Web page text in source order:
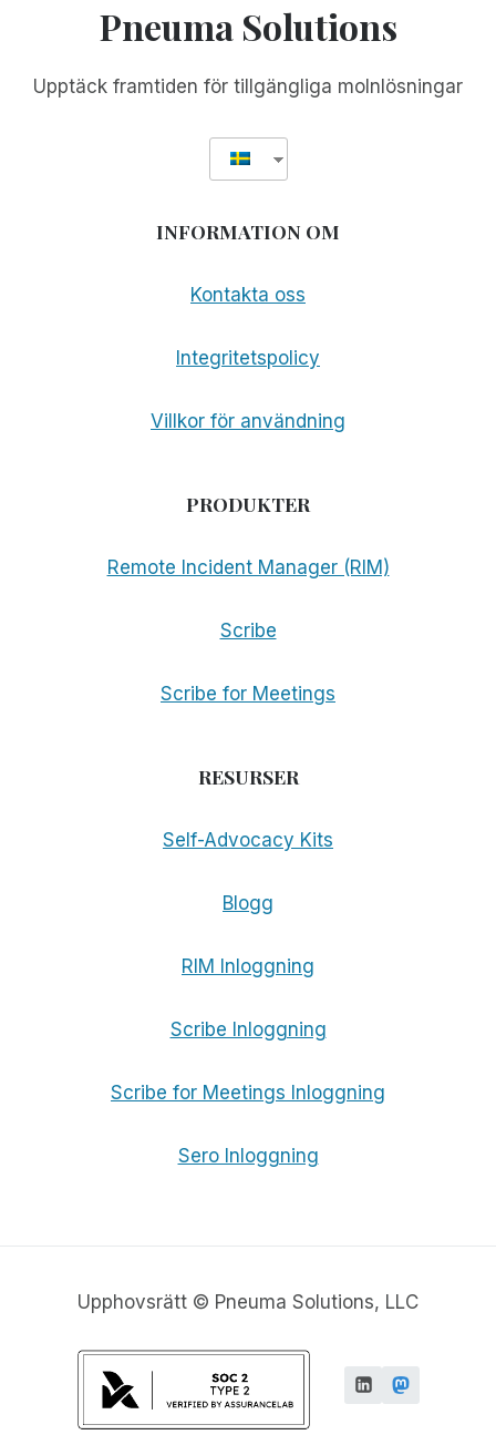
Pneuma Solutions
Upptäck framtiden för tillgängliga molnlösningar
INFORMATION OM
Kontakta oss
Integritetspolicy
Villkor för användning
PRODUKTER
Remote Incident Manager (RIM)
Scribe
Scribe for Meetings
RESURSER
Self-Advocacy Kits
Blogg
RIM Inloggning
Scribe Inloggning
Scribe for Meetings Inloggning
Sero Inloggning
Upphovsrätt © Pneuma Solutions, LLC